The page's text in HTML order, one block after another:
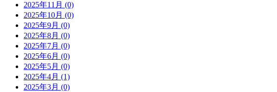
2025年11月 (0)
2025年10月 (0)
2025年9月 (0)
2025年8月 (0)
2025年7月 (0)
2025年6月 (0)
2025年5月 (0)
2025年4月 (1)
2025年3月 (0)